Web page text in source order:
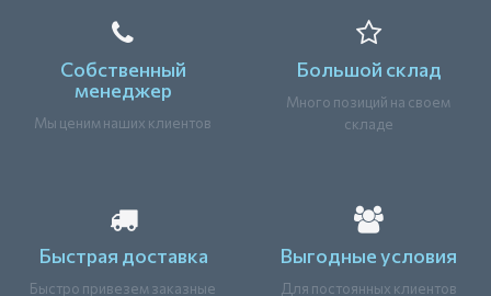
Собственный
менеджер
Мы ценим наших клиентов
Большой склад
Много позиций на своем
складе
Быстрая доставка
Быстро привезем заказные
Выгодные условия
Для постоянных клиентов